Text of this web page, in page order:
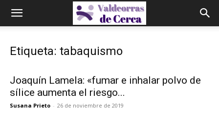
Etiqueta: tabaquismo
Joaquín Lamela: «fumar e inhalar polvo de
sílice aumenta el riesgo...
Susana Prieto - 26 de noviembre de 2019